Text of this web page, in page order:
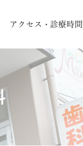
アクセス・診療時間